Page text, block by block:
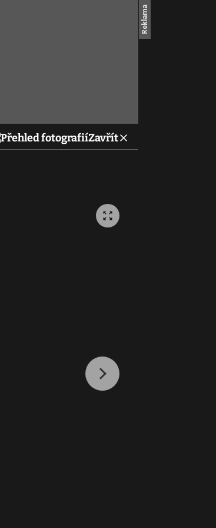
Přehled fotografiíZavřít